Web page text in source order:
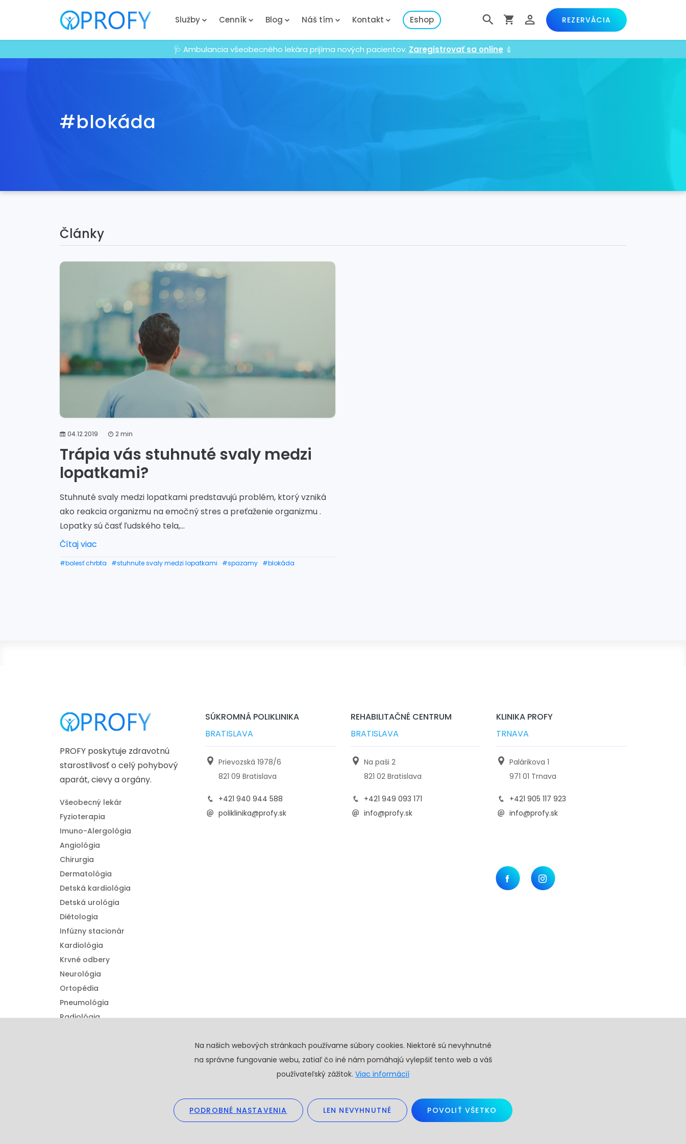
Služby Cenník Blog Náš tím Kontakt Eshop REZERVÁCIA
🩺 Ambulancia všeobecného lekára prijíma nových pacientov. Zaregistrovať sa online 💉
#blokáda
Články
04.12.2019 2 min
Trápia vás stuhnuté svaly medzi
lopatkami?
Stuhnuté svaly medzi lopatkami predstavujú problém, ktorý vzniká
ako reakcia organizmu na emočný stres a preťaženie organizmu .
Lopatky sú časť ľudského tela,...
Čítaj viac
#bolesť chrbta #stuhnute svaly medzi lopatkami #spazamy #blokáda
PROFY poskytuje zdravotnú
starostlivosť o celý pohybový
aparát, cievy a orgány.
Všeobecný lekár
Fyzioterapia
Imuno-Alergológia
Angiológia
Chirurgia
Dermatológia
Detská kardiológia
Detská urológia
Diétologia
Infúzny stacionár
Kardiológia
Krvné odbery
Neurológia
Ortopédia
Pneumológia
Radiológia
SÚKROMNÁ POLIKLINIKA
BRATISLAVA
Prievozská 1978/6
821 09 Bratislava
+421 940 944 588
poliklinika@profy.sk
REHABILITAČNÉ CENTRUM
BRATISLAVA
Na paši 2
821 02 Bratislava
+421 949 093 171
info@profy.sk
KLINIKA PROFY
TRNAVA
Palárikova 1
971 01 Trnava
+421 905 117 923
info@profy.sk
Na našich webových stránkach používame súbory cookies. Niektoré sú nevyhnutné
na správne fungovanie webu, zatiaľ čo iné nám pomáhajú vylepšiť tento web a váš
používateľský zážitok. Viac informácií
PODROBNÉ NASTAVENIA LEN NEVYHNUTNÉ POVOLIŤ VŠETKO